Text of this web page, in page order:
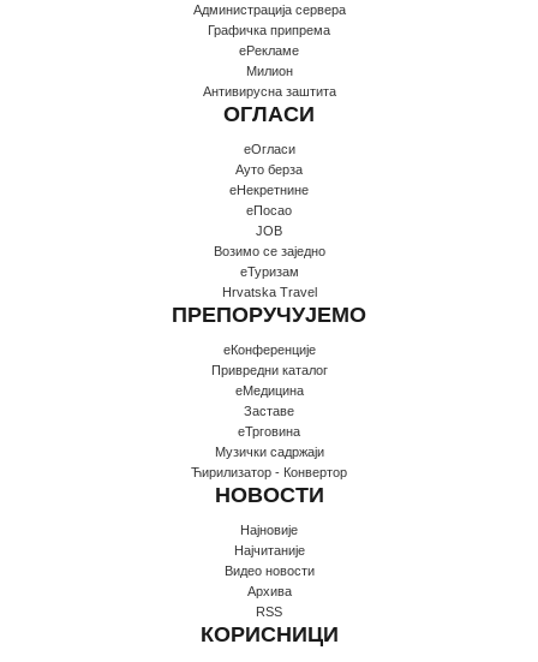
Администрација сервера
Графичка припрема
еРекламе
Милион
Антивирусна заштита
ОГЛАСИ
еОгласи
Ауто берза
еНекретнине
еПосао
JOB
Возимо се заједно
еТуризам
Hrvatska Travel
ПРЕПОРУЧУЈЕМО
еКонференције
Привредни каталог
еМедицина
Заставе
еТрговина
Музички садржаји
Ћирилизатор - Конвертор
НОВОСТИ
Најновије
Најчитаније
Видео новости
Архива
RSS
КОРИСНИЦИ